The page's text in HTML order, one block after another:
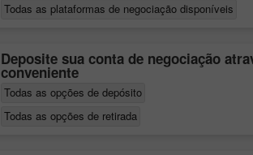
Todas as plataformas de negociação disponíveis
Deposite sua conta de negociação
conveniente
Todas as opções de depósito
Todas as opções de retirada